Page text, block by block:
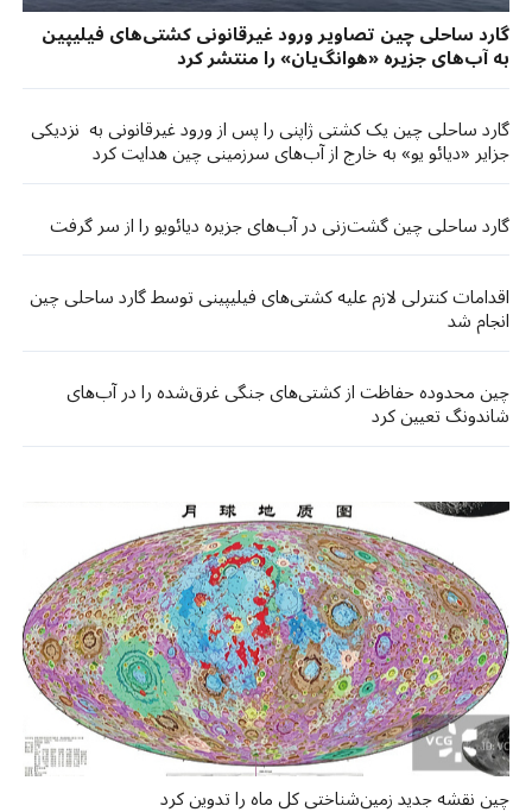
گارد ساحلی چین تصاویر ورود غیرقانونی کشتی‌های فیلیپین
به آب‌های جزیره‌ «هوانگ‌یان» را منتشر کرد
گارد ساحلی چین یک کشتی‌ ژاپنی را پس از ورود غیرقانونی به نزدیکی
جزایر «دیائو یو» به خارج از آب‌های سرزمینی چین هدایت کرد
گارد ساحلی چین گشت‌زنی در آب‌های جزیره دیائویو را از سر گرفت
اقدامات کنترلی لازم علیه کشتی‌های فیلیپینی توسط گارد ساحلی چین
انجام شد
چین محدوده حفاظت از کشتی‌های جنگی غرق‌شده را در آب‌های
شاندونگ تعیین کرد
چین نقشه جدید زمین‌شناختی کل ماه را تدوین کرد